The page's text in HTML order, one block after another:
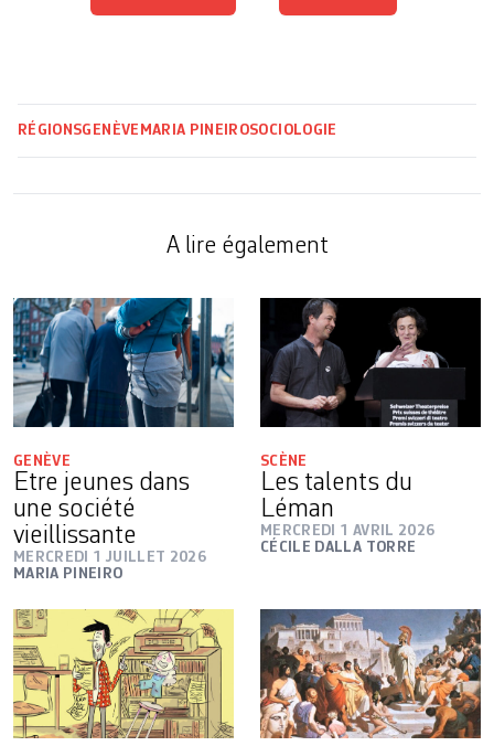
RÉGIONSGENÈVE MARIA PINEIROSOCIOLOGIE
A lire également
GENÈVE
Etre jeunes dans
une société
vieillissante
MERCREDI 1 JUILLET 2026
MARIA PINEIRO
SCÈNE
Les talents du
Léman
MERCREDI 1 AVRIL 2026
CÉCILE DALLA TORRE